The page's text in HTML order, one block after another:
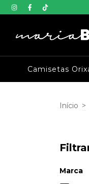
Camisetas
Início >
Marca